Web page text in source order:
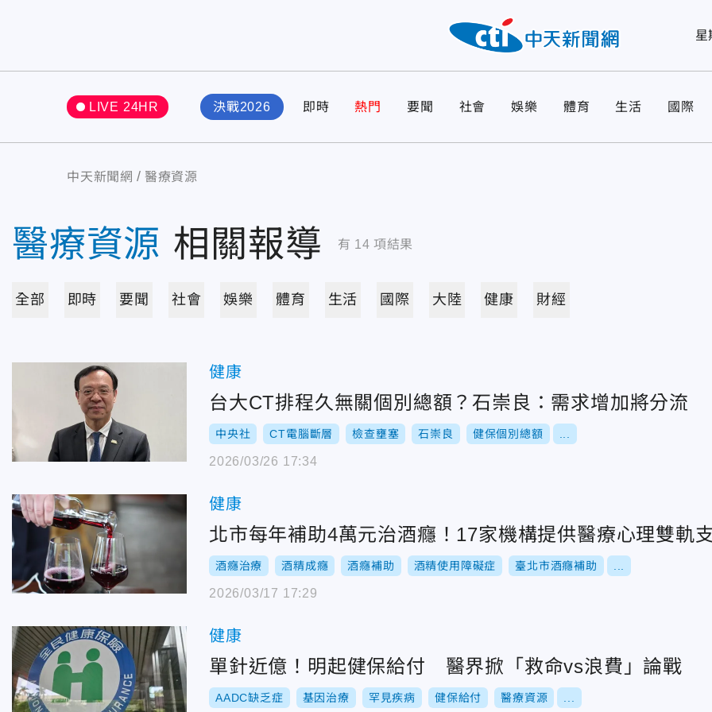
星
LIVE 24HR 決戰2026 即時 熱門 要聞 社會 娛樂 體育 生活 國際
中天新聞網 醫療資源
醫療資源 相關報導 有 14 項結果
全部 即時 要聞 社會 娛樂 體育 生活 國際 大陸 健康 財經
健康
台大CT排程久無關個別總額？石崇良：需求增加將分流
中央社 CT電腦斷層 檢查壅塞 石崇良 健保個別總額
2026/03/26 17:34
健康
北市每年補助4萬元治酒癮！17家機構提供醫療心理雙軌
酒癮治療 酒精成癮 酒癮補助 酒精使用障礙症 臺北市酒癮補助
2026/03/17 17:29
健康
單針近億！明起健保給付 醫界掀「救命vs浪費」論戰
AADC缺乏症 基因治療 罕見疾病 健保給付 醫療資源